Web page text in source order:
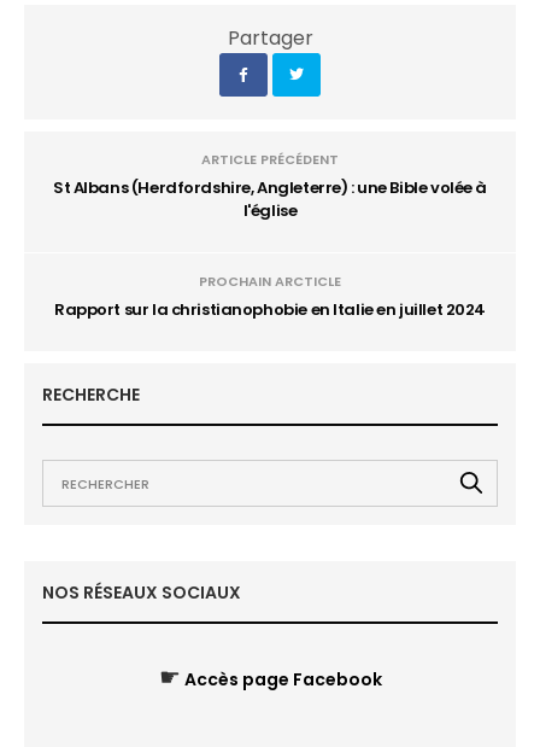
Partager
ARTICLE PRÉCÉDENT
St Albans (Herdfordshire, Angleterre) : une Bible volée à
l'église
PROCHAIN ARCTICLE
Rapport sur la christianophobie en Italie en juillet 2024
RECHERCHE
NOS RÉSEAUX SOCIAUX
☛ Accès page Facebook